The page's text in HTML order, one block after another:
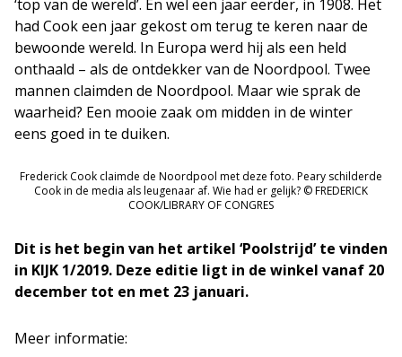
‘top van de wereld’. En wel een jaar eerder, in 1908. Het
had Cook een jaar gekost om terug te keren naar de
bewoonde wereld. In Europa werd hij als een held
onthaald – als de ontdekker van de Noordpool. Twee
mannen claimden de Noordpool. Maar wie sprak de
waarheid? Een mooie zaak om midden in de winter
eens goed in te duiken.
Frederick Cook claimde de Noordpool met deze foto. Peary schilderde
Cook in de media als leugenaar af. Wie had er gelijk? © FREDERICK
COOK/LIBRARY OF CONGRES
Dit is het begin van het artikel ‘Poolstrijd’ te vinden
in KIJK 1/2019. Deze editie ligt in de winkel vanaf 20
december tot en met 23 januari.
Meer informatie: